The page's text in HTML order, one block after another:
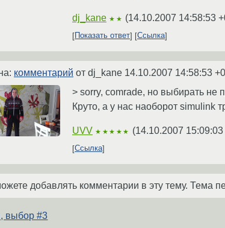
dj_kane ★★ (14.10.2007 14:58:53
Показать ответ
Ссылка
комментарий от dj_kane 14.10.2007 14:58:53
> sorry, comrade, но выбирать не
Круто, а у нас наоборот simulink
UVV ★★★★★ (14.10.2007
Ссылка
добавлять комментарии в эту тему. Тема
выбор #3